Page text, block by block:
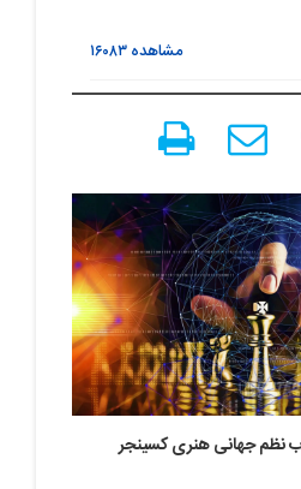
مشاهده۱۶۰۸۳
نظم جهانی هنری کسینجر